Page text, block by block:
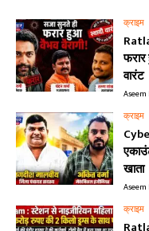
क्राइम
फरार
वारंट
Aseem
क्राइम
खाता
Aseem
क्राइम